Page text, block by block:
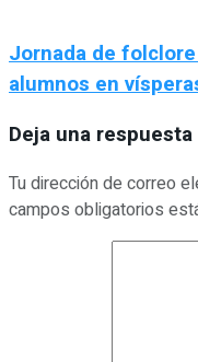
Jornada de
alumnos en
Deja una respuesta
Tu dirección de correo
campos obligatorios